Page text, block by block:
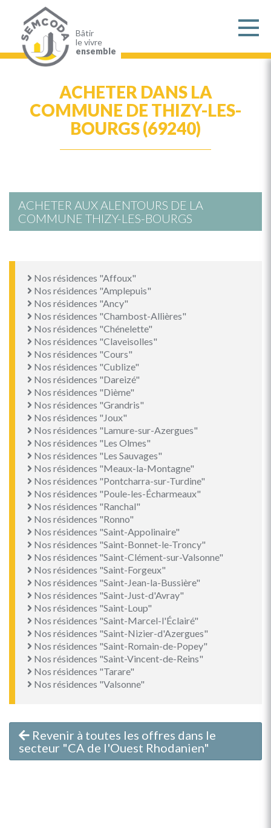
contenu
principal
Bâtir
le vivre
ensemble
ACHETER DANS LA
COMMUNE DE THIZY-LES-
BOURGS (69240)
ACHETER AUX ALENTOURS DE LA
COMMUNE THIZY-LES-BOURGS
Nos résidences "Affoux"
Nos résidences "Amplepuis"
Nos résidences "Ancy"
Nos résidences "Chambost-Allières"
Nos résidences "Chénelette"
Nos résidences "Claveisolles"
Nos résidences "Cours"
Nos résidences "Cublize"
Nos résidences "Dareizé"
Nos résidences "Dième"
Nos résidences "Grandris"
Nos résidences "Joux"
Nos résidences "Lamure-sur-Azergues"
Nos résidences "Les Olmes"
Nos résidences "Les Sauvages"
Nos résidences "Meaux-la-Montagne"
Nos résidences "Pontcharra-sur-Turdine"
Nos résidences "Poule-les-Écharmeaux"
Nos résidences "Ranchal"
Nos résidences "Ronno"
Nos résidences "Saint-Appolinaire"
Nos résidences "Saint-Bonnet-le-Troncy"
Nos résidences "Saint-Clément-sur-Valsonne"
Nos résidences "Saint-Forgeux"
Nos résidences "Saint-Jean-la-Bussière"
Nos résidences "Saint-Just-d'Avray"
Nos résidences "Saint-Loup"
Nos résidences "Saint-Marcel-l'Éclairé"
Nos résidences "Saint-Nizier-d'Azergues"
Nos résidences "Saint-Romain-de-Popey"
Nos résidences "Saint-Vincent-de-Reins"
Nos résidences "Tarare"
Nos résidences "Valsonne"
Revenir à toutes les offres dans le
secteur "CA de l'Ouest Rhodanien"